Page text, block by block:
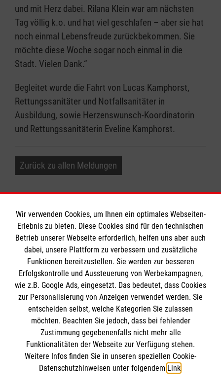
und mit Herz dabei. Rilana Klein war am nächsten
Tag völlig k.o. und hat viel geschlafen – aber sie hat
noch einmal Lebensfreude zurückbekommen. Sie
möchte diese Woche sogar noch einmal in die
Stadt. Vielen Dank.“
Begleitet wurde die Fahrt von Lucas Kamphorst,
Rettungssanitäter und Notfallsanitäter in
Ausbildung, sowie Herzenswunsch-Koordinatorin
und Rettungssanitäterin Eveline Kamphorst.
Zurück zu allen Meldungen
Informationen
Impressum
Datenschutz
Kontakt
Die Malteser
Malteser in Deutschland
Malteserorden
Sharepoint
Spendenkonto
Wir verwenden Cookies, um Ihnen ein optimales Webseiten-
Erlebnis zu bieten. Diese Cookies sind für den technischen
Betrieb unserer Webseite erforderlich, helfen uns aber auch
dabei, unsere Plattform zu verbessern und zusätzliche
Funktionen bereitzustellen. Sie werden zur besseren
Erfolgskontrolle und Aussteuerung von Werbekampagnen,
wie z.B. Google Ads, eingesetzt. Das bedeutet, dass Cookies
zur Personalisierung von Anzeigen verwendet werden. Sie
entscheiden selbst, welche Kategorien Sie zulassen
möchten. Beachten Sie jedoch, dass bei fehlender
Zustimmung gegebenenfalls nicht mehr alle
Funktionalitäten der Webseite zur Verfügung stehen.
Weitere Infos finden Sie in unseren speziellen Cookie-
Datenschutzhinweisen unter folgendem Link.